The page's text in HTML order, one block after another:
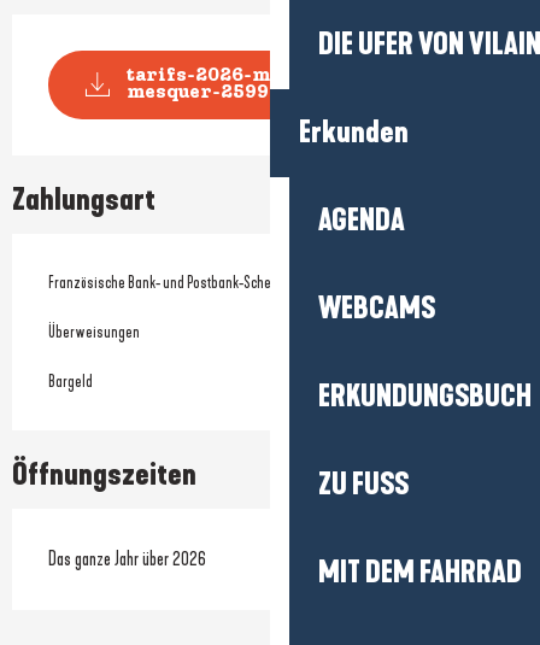
DIE UFER VON
Erkunden
AGENDA
WEBCAMS
ERKUNDUNGSBUCH
ZU FUSS
MIT DEM FAHRRAD
tarifs-2026-mme-roblin-
mesquer-2599436
Zahlungsart
Französische Bank- und Postbank-Schecks
Überweisungen
Bargeld
Öffnungszeiten
Das ganze Jahr über 2026